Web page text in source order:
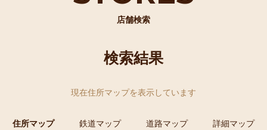
店舗検索
検索結果
現在住所マップを表示しています
住所マップ 鉄道マップ 道路マップ 詳細マップ